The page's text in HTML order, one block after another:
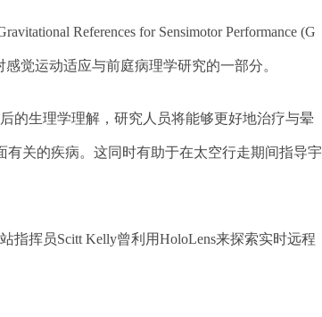
References for Sensimotor Performance (G
觉运动适应与前庭病理学研究的一部分。
的生理学理解，研究人员将能够更好地治疗与晕
关的疾病。这同时有助于在太空行走期间指导宇
指挥员Scitt Kelly曾利用HoloLens来探索实时远程